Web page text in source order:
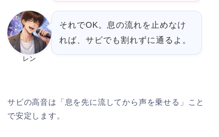
レン
それでOK。息の流れを止めなけ
れば、サビでも割れずに通るよ。
サビの高音は「息を先に流してから声を乗せる」こと
で安定します。